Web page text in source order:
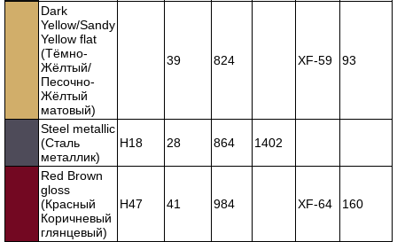
Dark
Yellow/Sandy
Yellow flat
(Тёмно-
Жёлтый/
Песочно-
Жёлтый
матовый)
39 824 XF-59 93
Steel metallic
(Сталь
металлик)
H18 28 864 1402
Red Brown
gloss
(Красный
Коричневый
глянцевый)
H47 41 984 XF-64 160